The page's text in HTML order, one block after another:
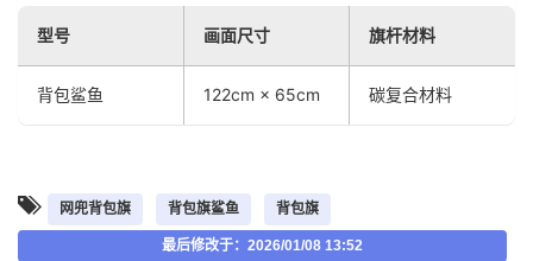
型号 画面尺寸 旗杆材料
背包鲨鱼 122cm × 65cm 碳复合材料
网兜背包旗 背包旗鲨鱼 背包旗
最后修改于：2026/01/08 13:52